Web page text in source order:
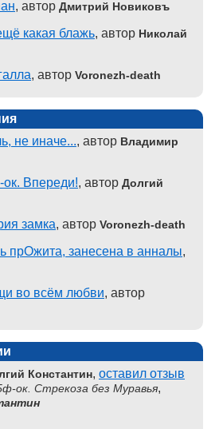
, автор Дмитрий Новиковъ
какая блажь, автор Николай
, автор Voronezh-death
не иначе..., автор Владимир
Впереди!, автор Долгий
замка, автор Voronezh-death
прОжита, занесена в анналы,
во всём любви, автор
Константин, оставил отзыв
ок. Стрекоза без Муравья,